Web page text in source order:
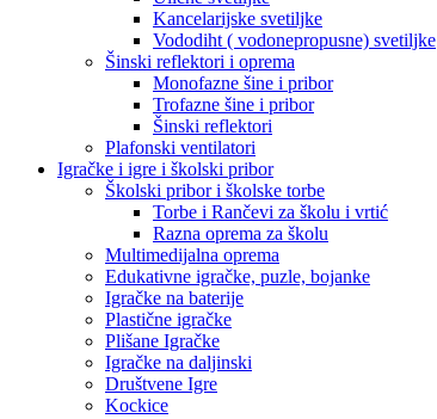
Kancelarijske svetiljke
Vododiht ( vodonepropusne) svetiljke
Šinski reflektori i oprema
Monofazne šine i pribor
Trofazne šine i pribor
Šinski reflektori
Plafonski ventilatori
Igračke i igre i školski pribor
Školski pribor i školske torbe
Torbe i Rančevi za školu i vrtić
Razna oprema za školu
Multimedijalna oprema
Edukativne igračke, puzle, bojanke
Igračke na baterije
Plastične igračke
Plišane Igračke
Igračke na daljinski
Društvene Igre
Kockice